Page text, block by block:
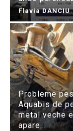
Flavia DANCIU
Probleme
Aquabis de
metal veche
apare...